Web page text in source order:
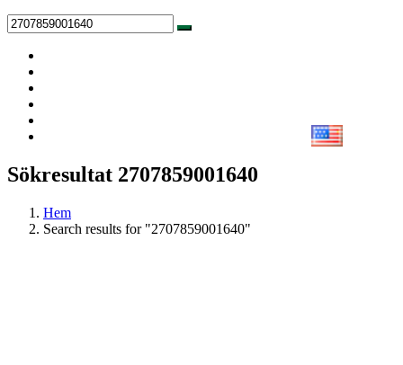
Sökresultat 2707859001640
Hem
Search results for "2707859001640"